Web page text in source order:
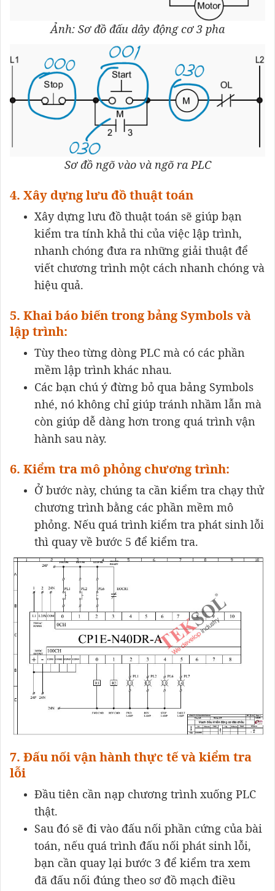
Ảnh: Sơ đồ đấu dây động cơ 3 pha
Sơ đồ ngõ vào và ngõ ra PLC
4. Xây dựng lưu đồ thuật toán
Xây dựng lưu đồ thuật toán sẽ giúp bạn
kiểm tra tính khả thi của việc lập trình,
nhanh chóng đưa ra những giải thuật để
viết chương trình một cách nhanh chóng và
hiệu quả.
5. Khai báo biến trong bảng Symbols và
lập trình:
Tùy theo từng dòng PLC mà có các phần
mềm lập trình khác nhau.
Các bạn chú ý đừng bỏ qua bảng Symbols
nhé, nó không chỉ giúp tránh nhầm lẫn mà
còn giúp dễ dàng hơn trong quá trình vận
hành sau này.
6. Kiểm tra mô phỏng chương trình:
Ở bước này, chúng ta cần kiểm tra chạy thử
chương trình bằng các phần mềm mô
phỏng. Nếu quá trình kiểm tra phát sinh lỗi
thì quay về bước 5 để kiểm tra.
7. Đấu nối vận hành thực tế và kiểm tra
lỗi
Đầu tiên cần nạp chương trình xuống PLC
thật.
Sau đó sẽ đi vào đấu nối phần cứng của bài
toán, nếu quá trình đấu nối phát sinh lỗi,
bạn cần quay lại bước 3 để kiểm tra xem
đã đấu nối đúng theo sơ đồ mạch điều